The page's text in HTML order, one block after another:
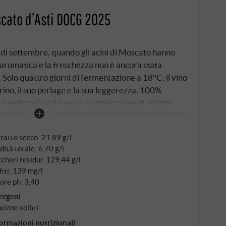
d’Asti DOCG 2025
settembre, quando gli acini di Moscato hanno
e la freschezza non è ancora stata
quattro giorni di fermentazione a 18°C: il vino
il suo perlage e la sua leggerezza. 100%
regione in cui questa combinazione di vitigno,
profondità. Colore giallo dorato e invitante.
nella sua forma più bella. Al palato è dolce e
A 6-8°C – e con persone gradite.
secco: 21,89 g/l
totale: 6,70 g/l
residui: 129,44 g/l
139 mg/l
ph: 3,40
solfiti
nutrizionali